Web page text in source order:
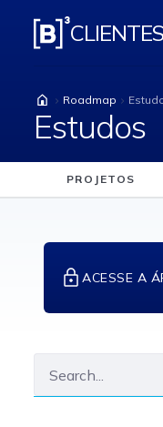
Estudos
CLIENTES
Roadmap
Estudos
PROJETOS
ACESSE A